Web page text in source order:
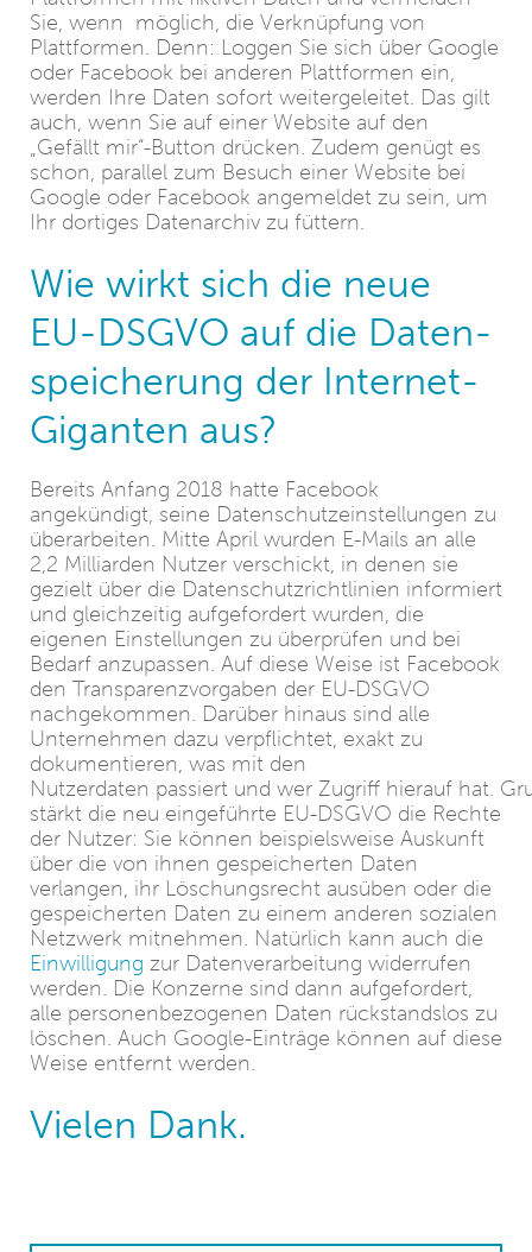
Sie, wenn möglich, die Verknüpfung von
Plattformen. Denn: Loggen Sie sich über Google
oder Facebook bei anderen Plattformen ein,
werden Ihre Daten sofort weitergeleitet. Das gilt
auch, wenn Sie auf einer Website auf den
„Gefällt mir“-Button drücken. Zudem genügt es
schon, parallel zum Besuch einer Website bei
Google oder Facebook angemeldet zu sein, um
Ihr dortiges Datenarchiv zu füttern.
Wie wirkt sich die neue
EU-DSGVO auf die Daten-
speicherung der Internet-
Giganten aus?
Bereits Anfang 2018 hatte Facebook
angekündigt, seine Datenschutzeinstellungen zu
überarbeiten. Mitte April wurden E-Mails an alle
2,2 Milliarden Nutzer verschickt, in denen sie
gezielt über die Datenschutzrichtlinien informiert
und gleichzeitig aufgefordert wurden, die
eigenen Einstellungen zu überprüfen und bei
Bedarf anzupassen. Auf diese Weise ist Facebook
den Transparenzvorgaben der EU-DSGVO
nachgekommen. Darüber hinaus sind alle
Unternehmen dazu verpflichtet, exakt zu
dokumentieren, was mit den
Nutzerdaten passiert und wer Zugriff hierauf hat.
stärkt die neu eingeführte EU-DSGVO die Rechte
der Nutzer: Sie können beispielsweise Auskunft
über die von ihnen gespeicherten Daten
verlangen, ihr Löschungsrecht ausüben oder die
gespeicherten Daten zu einem anderen sozialen
Netzwerk mitnehmen. Natürlich kann auch die
Einwilligung zur Datenverarbeitung widerrufen
werden. Die Konzerne sind dann aufgefordert,
alle personenbezogenen Daten rückstandslos zu
löschen. Auch Google-Einträge können auf diese
Weise entfernt werden.
Vielen Dank.